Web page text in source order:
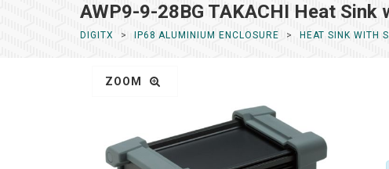
AWP9-9-28BG TAKACHI Heat
DIGITX IP68 ALUMINIUM ENCLOSURE HEAT SINK WITH
ZOOM